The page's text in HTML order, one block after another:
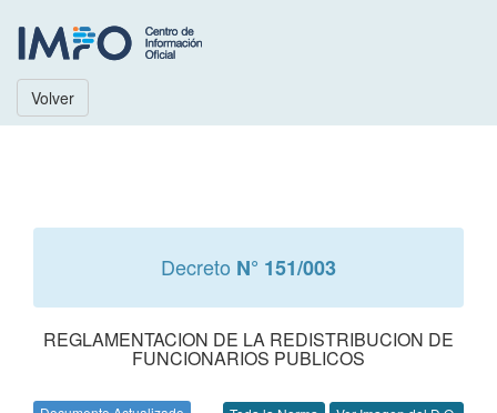
Volver
Decreto N° 151/003
REGLAMENTACION DE LA REDISTRIBUCION DE
FUNCIONARIOS PUBLICOS